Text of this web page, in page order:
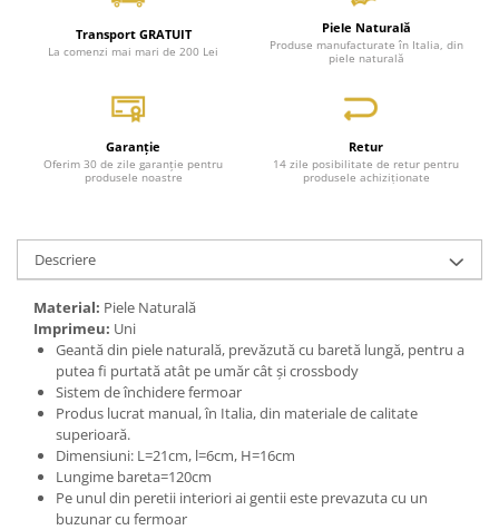
Transport GRATUIT
La comenzi mai mari de 200 Lei
Piele Naturală
Produse manufacturate în Italia, din
piele naturală
Garanție
Oferim 30 de zile garanție pentru
produsele noastre
Retur
14 zile posibilitate de retur pentru
produsele achiziționate
Descriere
Material: Piele Naturală
Imprimeu: Uni
Geantă din piele naturală, prevăzută cu baretă lungă, pentru a
putea fi purtată atât pe umăr cât și crossbody
Sistem de închidere fermoar
Produs lucrat manual, în Italia, din materiale de calitate
superioară.
Dimensiuni: L=21cm, l=6cm, H=16cm
Lungime bareta=120cm
Pe unul din peretii interiori ai gentii este prevazuta cu un
buzunar cu fermoar